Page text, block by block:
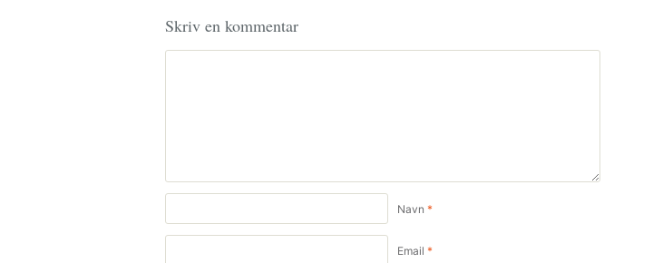
Skriv en kommentar
Navn *
Email *